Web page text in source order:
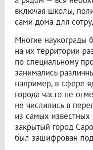
включая школы,
сами дома для
Многие наукограды
на их территории
по специальному
занимались
например, в сфере
города часто не
не числились в
из самых
закрытый город
был зашифрован